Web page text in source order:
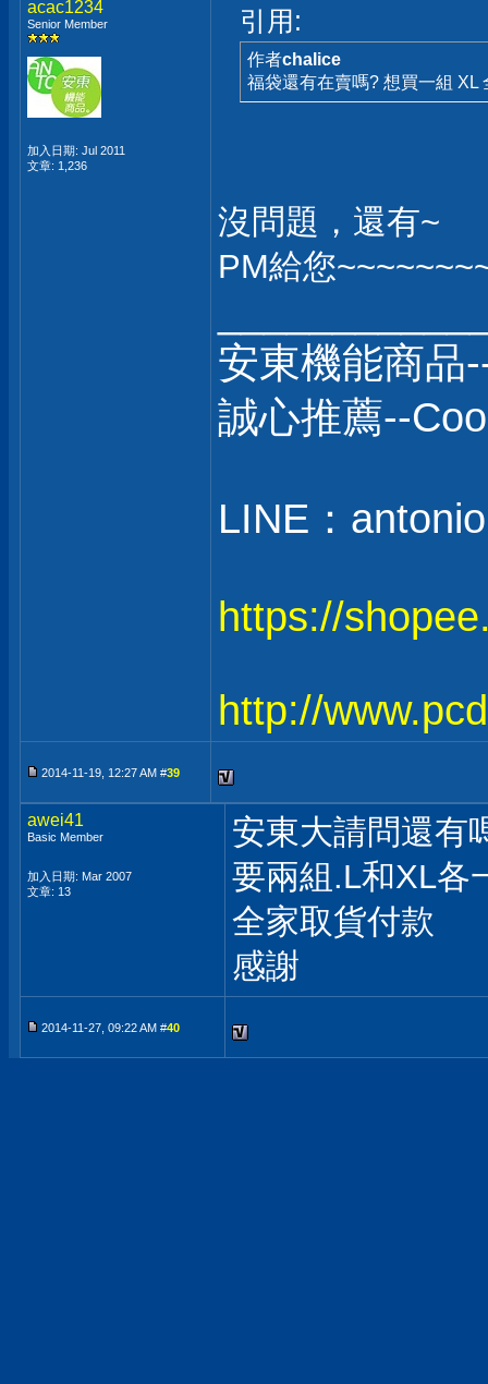
acac1234
Senior Member
加入日期: Jul 2011
文章: 1,236
引用:
作者chalice
福袋還有在賣嗎? 想買一組 XL
沒問題，還有~
PM給您
安東機能商品
誠心推薦--
LINE：
https://
http://
2014-11-19, 12:27 AM #39
awei41
Basic Member
加入日期: Mar 2007
文章: 13
安東大請問還有
要兩組.L和XL各
全家取貨付款
感謝
2014-11-27, 09:22 AM #40